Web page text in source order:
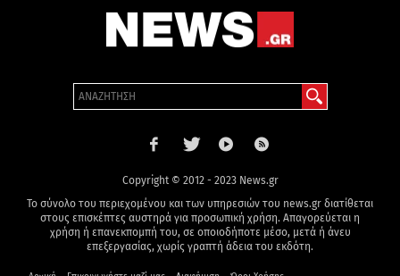
Copyright © 2012 - 2023 News.gr
Το σύνολο του περιεχομένου και των υπηρεσιών του news.gr διατίθεται
στους επισκέπτες αυστηρά για προσωπική χρήση. Απαγορεύεται η
χρήση ή επανεκπομπή του, σε οποιοδήποτε μέσο, μετά ή άνευ
επεξεργασίας, χωρίς γραπτή άδεια του εκδότη.